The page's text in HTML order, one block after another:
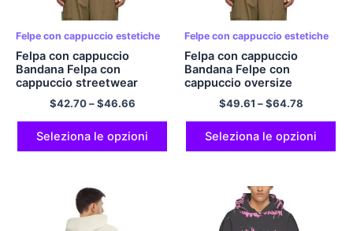
Felpe con cappuccio estetiche
Felpa con cappuccio
Bandana Felpa con
cappuccio streetwear
Pullover Felpa con
cappuccio in poliestere per
uomo e donna
$42.70–$46.66
Seleziona le opzioni
Felpe con cappuccio estetiche
Felpa con cappuccio
Bandana Felpe con
cappuccio oversize
Pullover bianco Felpa con
cappuccio Felpa con
cappuccio Hip Hop Felpe
con cappuccio in
poliestere pile comfort di
$49.61 –$64.78
Seleziona le opzioni